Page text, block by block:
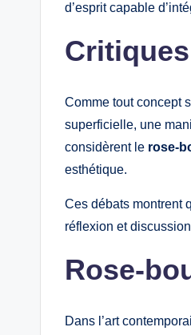
d’esprit capable
Comme tout concept
superficielle, une
considèrent le rose-
esthétique.
Ces débats montrent
réflexion et
Rose-
Dans l’art